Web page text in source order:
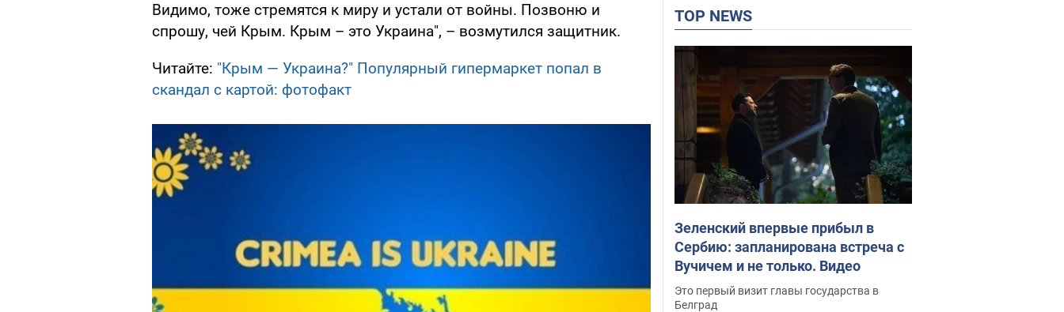
Видимо, тоже стремятся к миру и устали от войны. Позвоню и
спрошу, чей Крым. Крым – это Украина", – возмутился защитник.
Читайте: "Крым — Украина?" Популярный гипермаркет попал в
скандал с картой: фотофакт
TOP NEWS
Зеленский впервые прибыл в
Сербию: запланирована встреча с
Вучичем и не только. Видео
Это первый визит главы государства в
Белград